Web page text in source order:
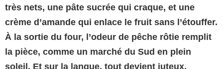
très nets, une pâte sucrée qui craque, et une
crème d’amande qui enlace le fruit sans l’étouffer.
À la sortie du four, l’odeur de pêche rôtie remplit
la pièce, comme un marché du Sud en plein
soleil. Et sur la langue, tout devient juteux,